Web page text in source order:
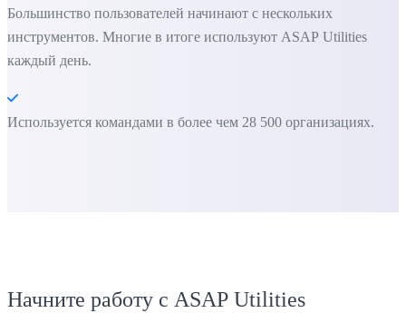
Большинство пользователей начинают с нескольких
инструментов. Многие в итоге используют ASAP Utilities
каждый день.
Используется командами в более чем 28 500 организациях.
Начните работу с ASAP Utilities